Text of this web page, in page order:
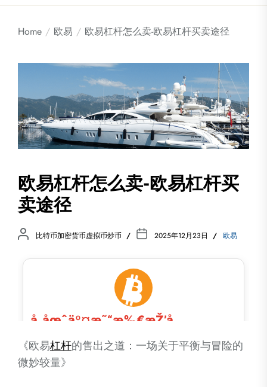
Home 欧易 欧易杠杆怎么卖-欧易杠杆买卖途径
欧易杠杆怎么卖-欧易杠杆买
卖途径
比特币加密货币虚拟币炒币 2025年12月23日 欧易
《欧易杠杆的售出之道：一场关于平衡与冒险的
微妙较量》